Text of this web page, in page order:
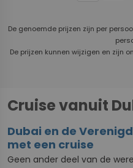
De genoemde prijzen zijn per
De prijzen kunnen wijzigen en zijn
Cruise vanuit
Dubai en de
met een cruise
Geen ander deel van de